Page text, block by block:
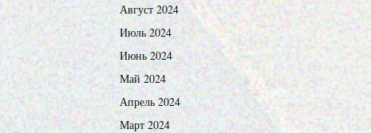
Август 2024
Июль 2024
Июнь 2024
Май 2024
Апрель 2024
Март 2024